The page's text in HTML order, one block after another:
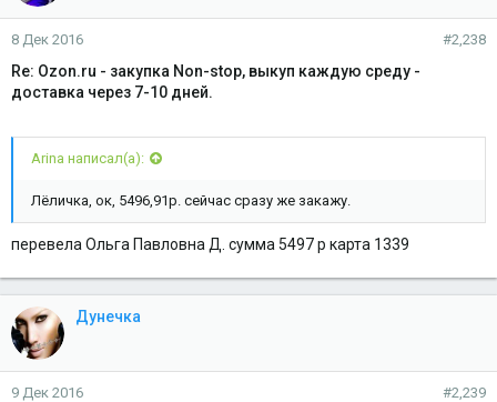
8 Дек 2016 #2,238
Re: Ozon.ru - закупка Non-stop, выкуп каждую среду -
доставка через 7-10 дней.
Arina написал(а):
Лёличка, ок, 5496,91р. сейчас сразу же закажу.
перевела Ольга Павловна Д. сумма 5497 р карта 1339
Дунечка
9 Дек 2016 #2,239